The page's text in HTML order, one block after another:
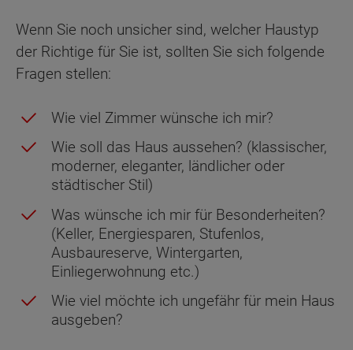
Wenn Sie noch unsicher sind, welcher Haustyp
der Richtige für Sie ist, sollten Sie sich folgende
Fragen stellen:
Wie viel Zimmer wünsche ich mir?
Wie soll das Haus aussehen? (klassischer,
moderner, eleganter, ländlicher oder
städtischer Stil)
Was wünsche ich mir für Besonderheiten?
(Keller, Energiesparen, Stufenlos,
Ausbaureserve, Wintergarten,
Einliegerwohnung etc.)
Wie viel möchte ich ungefähr für mein Haus
ausgeben?